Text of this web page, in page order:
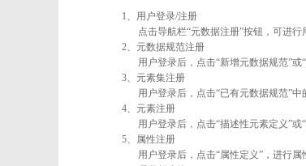
1、用户登录/注册
点击导航栏“元数据注册”按钮，可进
2、元数据规范注册
用户登录后，点击“新增元数据规范”或
3、元素集注册
用户登录后，点击“已有元数据规范”中
4、元素注册
用户登录后，点击“描述性元素定义”或
5、属性注册
用户登录后，点击“属性定义”，进行属